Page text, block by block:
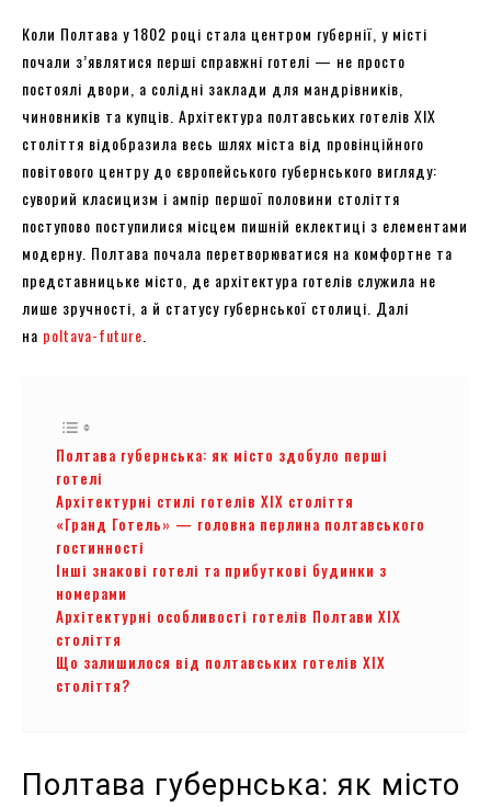
Коли Полтава у 1802 році стала центром губернії, у місті
почали з’являтися перші справжні готелі — не просто
постоялі двори, а солідні заклади для мандрівників,
чиновників та купців. Архітектура полтавських готелів XIX
століття відобразила весь шлях міста від провінційного
повітового центру до європейського губернського вигляду:
суворий класицизм і ампір першої половини століття
поступово поступилися місцем пишній еклектиці з елементами
модерну. Полтава почала перетворюватися на комфортне та
представницьке місто, де архітектура готелів служила не
лише зручності, а й статусу губернської столиці. Далі
на poltava-future
Полтава губернська: як місто здобуло перші
готелі
Архітектурні стилі готелів XIX століття
«Гранд Готель» — головна перлина полтавського
гостинності
Інші знакові готелі та прибуткові будинки з
номерами
Архітектурні особливості готелів Полтави XIX
століття
Що залишилося від полтавських готелів XIX
століття?
Полтава губернська: як місто